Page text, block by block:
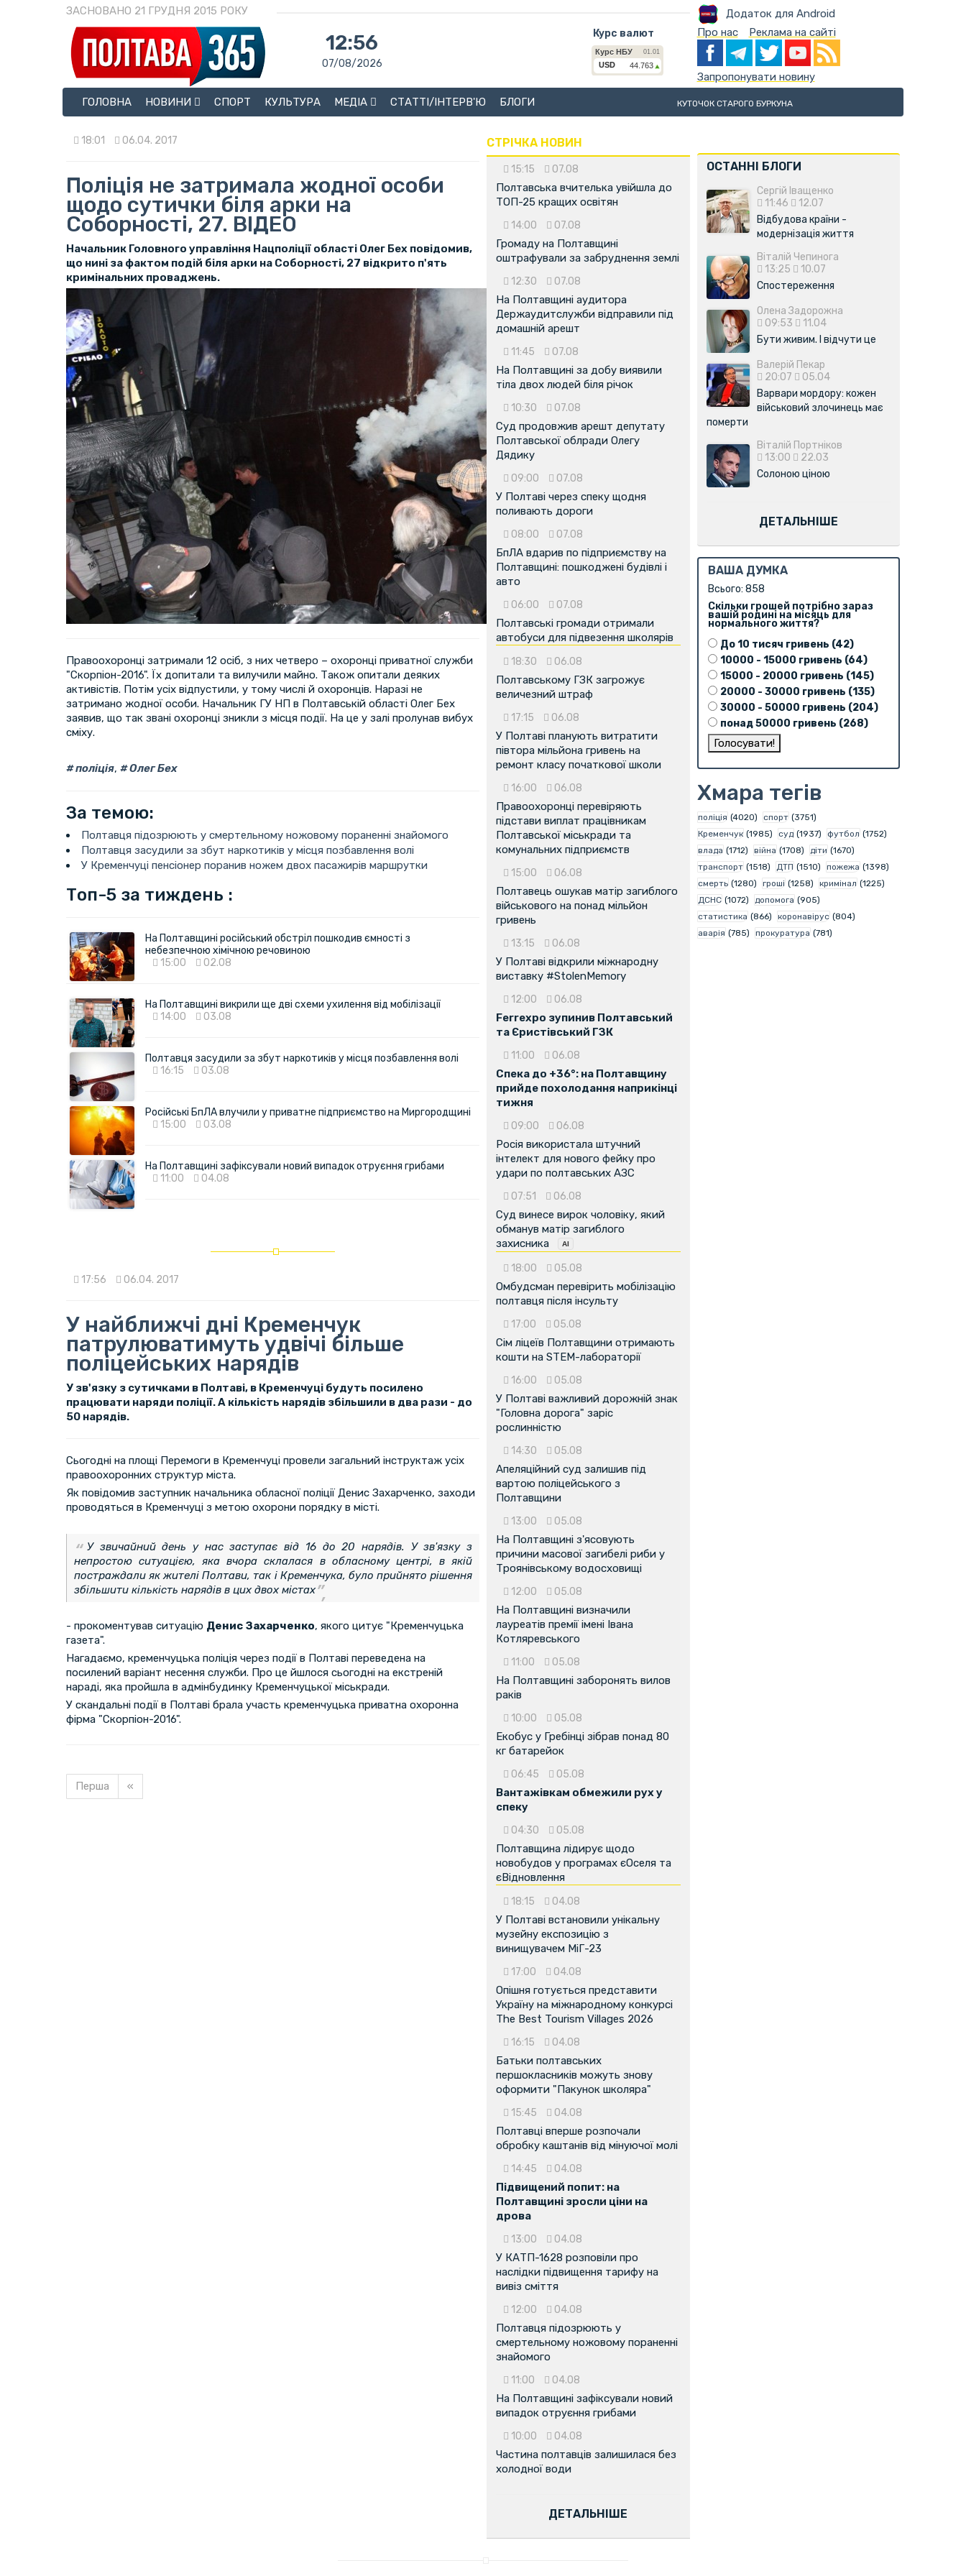
ЗАСНОВАНО 21 ГРУДНЯ 2015 РОКУ Додаток для Android
12:56
07/08/2026
Курс валют Про нас Реклама на сайті
Запропонувати новину
ГОЛОВНА
НОВИНИ СПОРТ КУЛЬТУРА МЕДІА СТАТТІ/ІНТЕРВ'Ю БЛОГИ КУТОЧОК СТАРОГО БУРКУНА
18:01 06.04. 2017
Поліція не затримала жодної особи
щодо сутички біля арки на
Соборності, 27. ВІДЕО
Начальник Головного управління Нацполіції області Олег Бех повідомив,
що нині за фактом подій біля арки на Соборності, 27 відкрито п'ять
кримінальних проваджень.
Правоохоронці затримали 12 осіб, з них четверо – охоронці приватної служби
"Скорпіон-2016". Їх допитали та вилучили майно. Також опитали деяких
активістів. Потім усіх відпустили, у тому числі й охоронців. Наразі не
затримано жодної особи. Начальник ГУ НП в Полтавській області Олег Бех
заявив, що так звані охоронці зникли з місця події. На це у залі пролунав вибух
сміху.
поліція, Олег Бех
За темою:
Полтавця підозрюють у смертельному ножовому пораненні знайомого
Полтавця засудили за збут наркотиків у місця позбавлення волі
У Кременчуці пенсіонер поранив ножем двох пасажирів маршрутки
Топ-5 за тиждень :
На Полтавщині російський обстріл пошкодив ємності з
небезпечною хімічною речовиною
15:00
02.08
На Полтавщині викрили ще дві схеми ухилення від мобілізації
14:00
03.08
Полтавця засудили за збут наркотиків у місця позбавлення волі
16:15
03.08
Російські БпЛА влучили у приватне підприємство на Миргородщині
15:00
03.08
На Полтавщині зафіксували новий випадок отруєння грибами
11:00
04.08
17:56 06.04. 2017
У найближчі дні Кременчук
патрулюватимуть удвічі більше
поліцейських нарядів
У зв'язку з сутичками в Полтаві, в Кременчуці будуть посилено
працювати наряди поліції. А кількість нарядів збільшили в два рази - до
50 нарядів.
Сьогодні на площі Перемоги в Кременчуці провели загальний інструктаж усіх
правоохоронних структур міста.
Як повідомив заступник начальника обласної поліції Денис Захарченко, заходи
проводяться в Кременчуці з метою охорони порядку в місті.
У звичайний день у нас заступає від 16 до 20 нарядів. У зв'язку з
непростою ситуацією, яка вчора склалася в обласному центрі, в якій
постраждали як жителі Полтави, так і Кременчука, було прийнято рішення
збільшити кількість нарядів в цих двох містах
- прокоментував ситуацію Денис Захарченко, якого цитує "Кременчуцька
газета".
Нагадаємо, кременчуцька поліція через події в Полтаві переведена на
посилений варіант несення служби. Про це йшлося сьогодні на екстреній
нараді, яка пройшла в адмінбудинку Кременчуцької міськради.
У скандальні події в Полтаві брала участь кременчуцька приватна охоронна
фірма "Скорпіон-2016".
Перша «
СТРІЧКА НОВИН
15:15 07.08
Полтавська вчителька увійшла до
ТОП-25 кращих освітян
14:00 07.08
Громаду на Полтавщині
оштрафували за забруднення землі
12:30 07.08
На Полтавщині аудитора
Держаудитслужби відправили під
домашній арешт
11:45 07.08
На Полтавщині за добу виявили
тіла двох людей біля річок
10:30 07.08
Суд продовжив арешт депутату
Полтавської облради Олегу
Дядику
09:00 07.08
У Полтаві через спеку щодня
поливають дороги
08:00 07.08
БпЛА вдарив по підприємству на
Полтавщині: пошкоджені будівлі і
авто
06:00 07.08
Полтавські громади отримали
автобуси для підвезення школярів
18:30 06.08
Полтавському ГЗК загрожує
величезний штраф
17:15 06.08
У Полтаві планують витратити
півтора мільйона гривень на
ремонт класу початкової школи
16:00 06.08
Правоохоронці перевіряють
підстави виплат працівникам
Полтавської міськради та
комунальних підприємств
15:00 06.08
Полтавець ошукав матір загиблого
військового на понад мільйон
гривень
13:15 06.08
У Полтаві відкрили міжнародну
виставку #StolenMemory
12:00 06.08
Ferrexpo зупинив Полтавський
та Єристівський ГЗК
11:00 06.08
Спека до +36°: на Полтавщину
прийде похолодання наприкінці
тижня
09:00 06.08
Росія використала штучний
інтелект для нового фейку про
удари по полтавських АЗС
07:51 06.08
Суд винесе вирок чоловіку, який
обманув матір загиблого
захисника
18:00 05.08
Омбудсман перевірить мобілізацію
полтавця після інсульту
17:00 05.08
Сім ліцеїв Полтавщини отримають
кошти на STEM-лабораторії
16:00 05.08
У Полтаві важливий дорожній знак
"Головна дорога" заріс
рослинністю
14:30 05.08
Апеляційний суд залишив під
вартою поліцейського з
Полтавщини
13:00 05.08
На Полтавщині з'ясовують
причини масової загибелі риби у
Троянівському водосховищі
12:00 05.08
На Полтавщині визначили
лауреатів премії імені Івана
Котляревського
11:00 05.08
На Полтавщині заборонять вилов
раків
10:00 05.08
Екобус у Гребінці зібрав понад 80
кг батарейок
06:45 05.08
Вантажівкам обмежили рух у
спеку
04:30 05.08
Полтавщина лідирує щодо
новобудов у програмах єОселя та
єВідновлення
18:15 04.08
У Полтаві встановили унікальну
музейну експозицію з
винищувачем МіГ-23
17:00 04.08
Опішня готується представити
Україну на міжнародному конкурсі
The Best Tourism Villages 2026
16:15 04.08
Батьки полтавських
першокласників можуть знову
оформити "Пакунок школяра"
15:45 04.08
Полтавці вперше розпочали
обробку каштанів від мінуючої молі
14:45 04.08
Підвищений попит: на
Полтавщині зросли ціни на
дрова
13:00 04.08
У КАТП-1628 розповіли про
наслідки підвищення тарифу на
вивіз сміття
12:00 04.08
Полтавця підозрюють у
смертельному ножовому пораненні
знайомого
11:00 04.08
На Полтавщині зафіксували новий
випадок отруєння грибами
10:00 04.08
Частина полтавців залишилася без
холодної води
ДЕТАЛЬНІШЕ
ОСТАННІ БЛОГИ
Сергій Іващенко
11:46
12.07
Відбудова країни -
модернізація життя
Віталій Чепинога
13:25
10.07
Спостереження
Олена Задорожна
09:53
11.04
Бути живим. І відчути це
Валерій Пекар
20:07
05.04
Варвари мордору: кожен
військовий злочинець має
померти
Віталій Портніков
13:00
22.03
Солоною ціною
ДЕТАЛЬНІШЕ
ВАША ДУМКА
Всього: 858
Скільки грошей потрібно зараз
вашій родині на місяць для
нормального життя?
До 10 тисяч гривень (42)
10000 - 15000 гривень (64)
15000 - 20000 гривень (145)
20000 - 30000 гривень (135)
30000 - 50000 гривень (204)
понад 50000 гривень (268)
Хмара тегів
поліція (4020) спорт (3751)
Кременчук (1985) суд (1937) футбол (1752)
влада (1712) війна (1708) діти (1670)
транспорт (1518) ДТП (1510) пожежа (1398)
смерть (1280) гроші (1258) кримінал (1225)
ДСНС (1072) допомога (905)
статистика (866) коронавірус (804)
аварія (785) прокуратура (781)